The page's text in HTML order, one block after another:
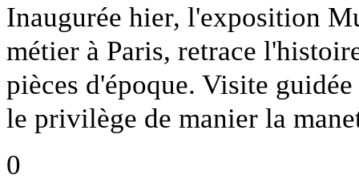
Inaugurée hier, l'exposition
métier à Paris, retrace
pièces d'époque. Visite
le privilège de manier la
0